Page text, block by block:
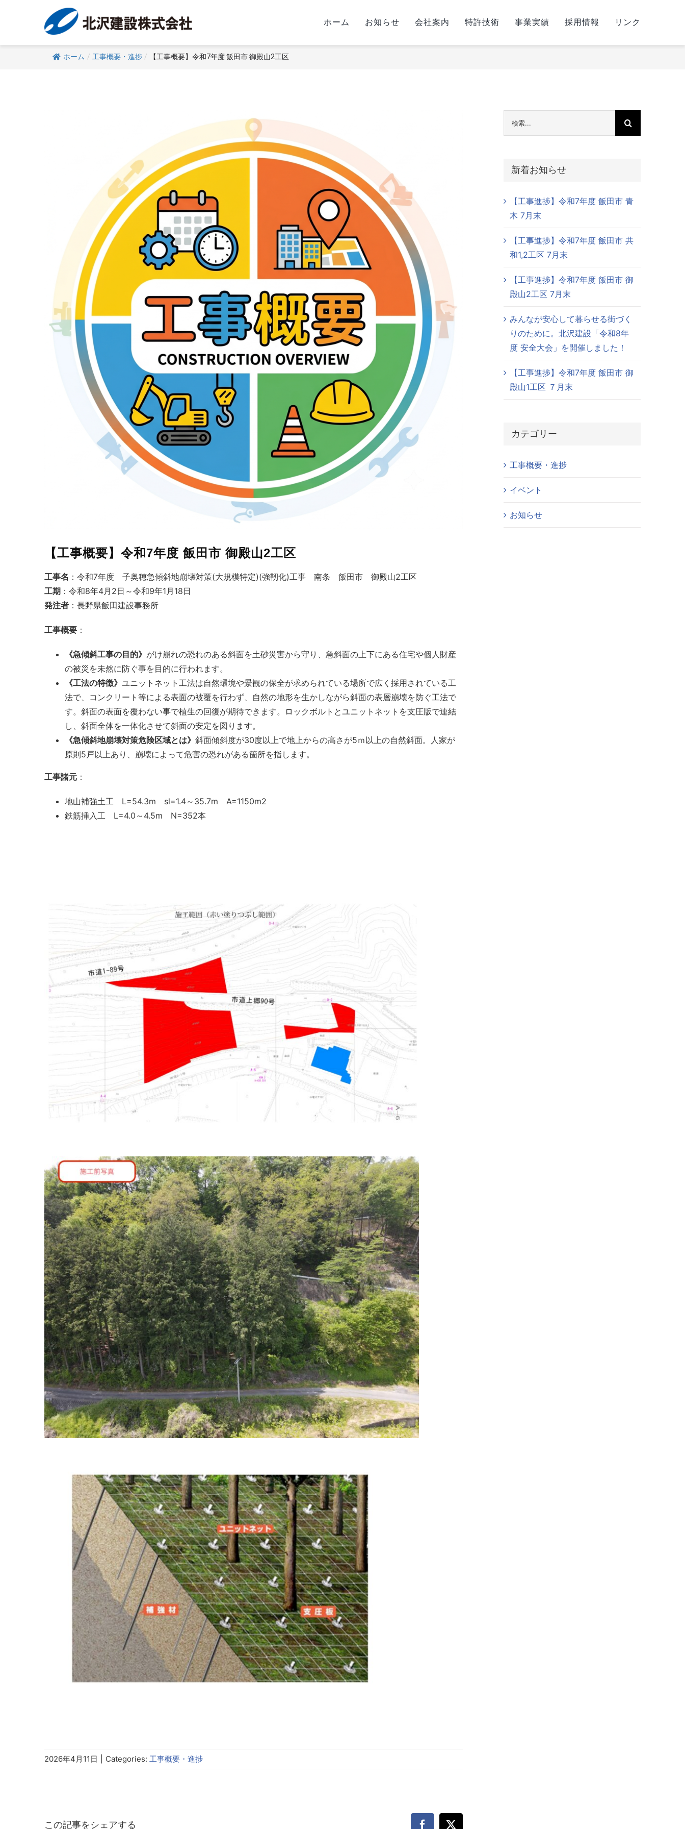
ホーム お知らせ 会社案内 特許技術 事業実績 採用情報 リンク
ホーム / 工事概要・進捗 / 【工事概要】令和7年度 飯田市 御殿山2工区
【工事概要】令和7年度 飯田市 御殿山2工区
工事名 ：令和7年度 子奥穂急傾斜地崩壊対策(大規模特定)(強靭化)工事 南条 飯田市 御殿山2工区
工期 ：令和8年4月2日～令和9年1月18日
発注者 ：長野県飯田建設事務所
工事概要 ：
《急傾斜工事の目的》 がけ崩れの恐れのある斜面を土砂災害から守り、急斜面の上下にある住宅や個人財産
の被災を未然に防ぐ事を目的に行われます。
《工法の特徴》 ユニットネット工法は自然環境や景観の保全が求められている場所で広く採用されている工
法で、コンクリート等による表面の被覆を行わず、自然の地形を生かしながら斜面の表層崩壊を防ぐ工法で
す。斜面の表面を覆わない事で植生の回復が期待できます。ロックボルトとユニットネットを支圧版で連結
し、斜面全体を一体化させて斜面の安定を図ります。
《急傾斜地崩壊対策危険区域とは》 斜面傾斜度が30度以上で地上からの高さが5ｍ以上の自然斜面。人家が
原則5戸以上あり、崩壊によって危害の恐れがある箇所を指します。
工事諸元 ：
地山補強土工 L=54.3m sl=1.4～35.7m A=1150m2
鉄筋挿入工 L=4.0～4.5m N=352本
2026年4月11日 Categories: 工事概要・進捗
この記事をシェアする
新着お知らせ
【工事進捗】令和7年度 飯田市 青
木 7月末
【工事進捗】令和7年度 飯田市 共
和1,2工区 7月末
【工事進捗】令和7年度 飯田市 御
殿山2工区 7月末
みんなが安心して暮らせる街づく
りのために。北沢建設「令和8年
度 安全大会」を開催しました！
【工事進捗】令和7年度 飯田市 御
殿山1工区 ７月末
カテゴリー
工事概要・進捗
イベント
お知らせ